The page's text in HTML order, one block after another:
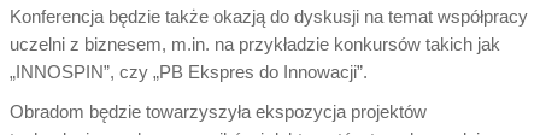
Konferencja będzie także okazją do dyskusji na temat współpracy
uczelni z biznesem, m.in. na przykładzie konkursów takich jak
„INNOSPIN”, czy „PB Ekspres do Innowacji”.
Obradom będzie towarzyszyła ekspozycja projektów